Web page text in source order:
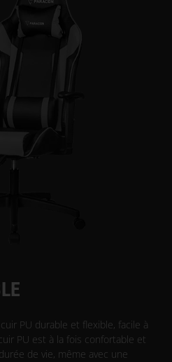
PU durable et flexible, facile à
PU est à la fois confortable et
de vie, même avec une